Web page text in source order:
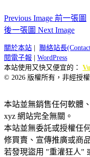
Previous Image 前一張圖
後一張圖 Next Image
關於本站 聯絡站長
閱電子報
WordPress
本站使用又快又便宜的：
© 2026 版權所有，非經授
本站並無銷售任何軟體
xyz 網站完全無關。
本站並無委託或授權任
修買賣、宣傳推廣或商
若發現盜用 "重灌狂人"